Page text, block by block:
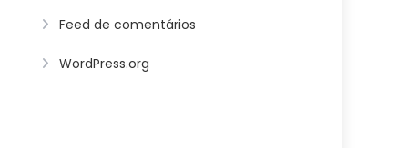
Feed de comentários
WordPress.org